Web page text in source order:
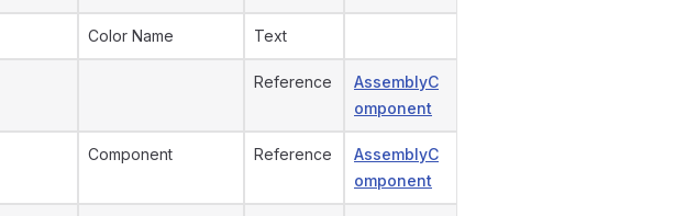
Color Name Text
Reference
AssemblyC
omponent
Component Reference
AssemblyC
omponent